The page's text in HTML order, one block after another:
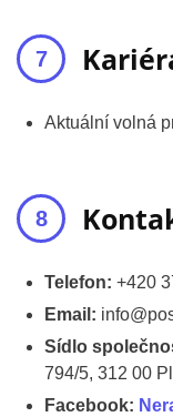
Aktuální volná
Telefon: +420
Email:
Sídlo
794/5, 312 00
Facebook: